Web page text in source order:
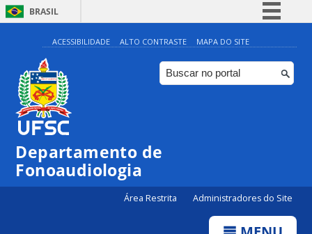
BRASIL
Simplifique!
Comunica BR
Participe
ACESSIBILIDADE ALTO CONTRASTE MAPA DO SITE
Departamento de
Fonoaudiologia
Área Restrita Administradores do Site